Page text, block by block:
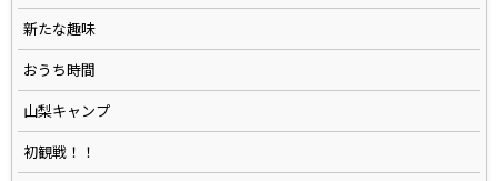
新たな趣味
おうち時間
山梨キャンプ
初観戦！！